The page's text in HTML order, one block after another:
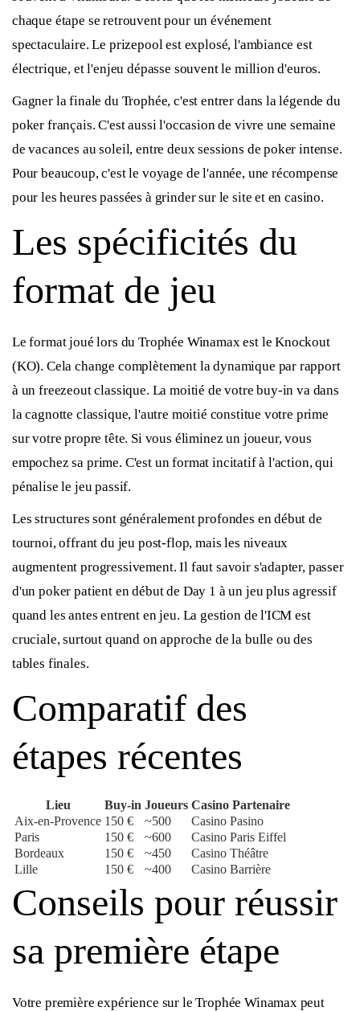
chaque étape se retrouvent pour un événement
spectaculaire. Le prizepool est explosé, l'ambiance est
électrique, et l'enjeu dépasse souvent le million d'euros.
Gagner la finale du Trophée, c'est entrer dans la légende du
poker français. C'est aussi l'occasion de vivre une semaine
de vacances au soleil, entre deux sessions de poker intense.
Pour beaucoup, c'est le voyage de l'année, une récompense
pour les heures passées à grinder sur le site et en casino.
Les spécificités du
format de jeu
Le format joué lors du Trophée Winamax est le Knockout
(KO). Cela change complètement la dynamique par rapport
à un freezeout classique. La moitié de votre buy-in va dans
la cagnotte classique, l'autre moitié constitue votre prime
sur votre propre tête. Si vous éliminez un joueur, vous
empochez sa prime. C'est un format incitatif à l'action, qui
pénalise le jeu passif.
Les structures sont généralement profondes en début de
tournoi, offrant du jeu post-flop, mais les niveaux
augmentent progressivement. Il faut savoir s'adapter, passer
d'un poker patient en début de Day 1 à un jeu plus agressif
quand les antes entrent en jeu. La gestion de l'ICM est
cruciale, surtout quand on approche de la bulle ou des
tables finales.
Comparatif des
étapes récentes
Lieu Buy-in Joueurs Casino Partenaire
Aix-en-Provence 150 € ~500
Casino Pasino
Paris
150 € ~600
Casino Paris Eiffel
Bordeaux
150 € ~450
Casino Théâtre
Lille
150 € ~400 Casino Barrière
Conseils pour réussir
sa première étape
Votre première expérience sur le Trophée Winamax peut